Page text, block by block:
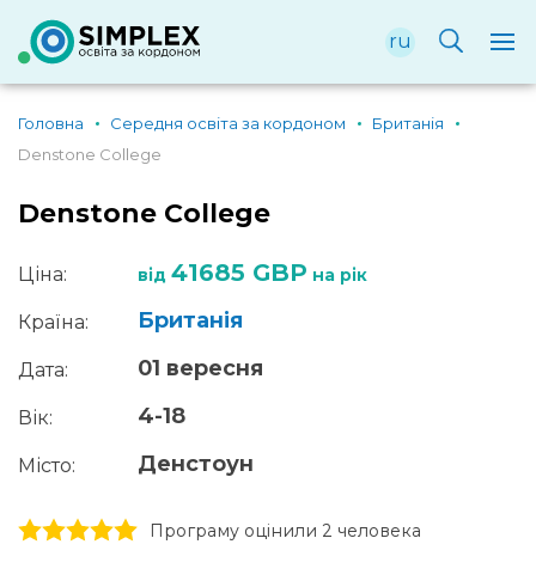
ru
Головна Середня освіта за кордоном
Британія
Denstone College
Denstone College
Ціна: від 41685 GBP на рік
Країна: Британія
Дата: 01 вересня
Вік: 4-18
Місто: Денстоун
5 stars
4 stars
3 stars
2 stars
1 stars Програму оцінили 2 человекa